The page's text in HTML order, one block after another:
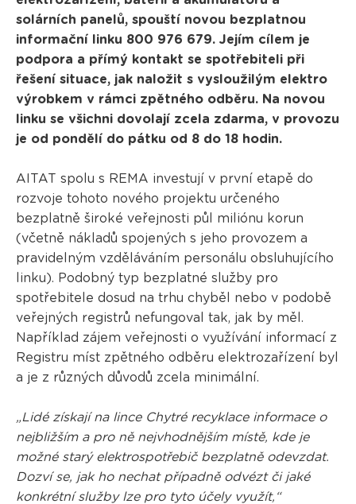
solárních panelů, spouští novou bezplatnou
informační linku 800 976 679. Jejím cílem je
podpora a přímý kontakt se spotřebiteli při
řešení situace, jak naložit s vysloužilým elektro
výrobkem v rámci zpětného odběru. Na novou
linku se všichni dovolají zcela zdarma, v provozu
je od pondělí do pátku od 8 do 18 hodin.
AITAT spolu s REMA investují v první etapě do
rozvoje tohoto nového projektu určeného
bezplatně široké veřejnosti půl miliónu korun
(včetně nákladů spojených s jeho provozem a
pravidelným vzděláváním personálu obsluhujícího
linku). Podobný typ bezplatné služby pro
spotřebitele dosud na trhu chyběl nebo v podobě
veřejných registrů nefungoval tak, jak by měl.
Například zájem veřejnosti o využívání informací z
Registru míst zpětného odběru elektrozařízení byl
a je z různých důvodů zcela minimální.
„Lidé získají na lince Chytré recyklace informace o
nejbližším a pro ně nejvhodnějším místě, kde je
možné starý elektrospotřebič bezplatně odevzdat.
Dozví se, jak ho nechat případně odvézt či jaké
konkrétní služby lze pro tyto účely využít,“